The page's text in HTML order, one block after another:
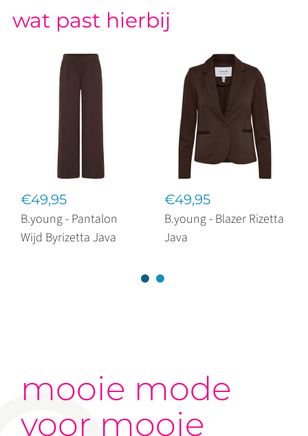
wat past hierbij
€49,95
B.young - Pantalon
Wijd Byrizetta Java
€49,95
B.young - Blazer Rizetta
Java
mooie mode
voor mooie